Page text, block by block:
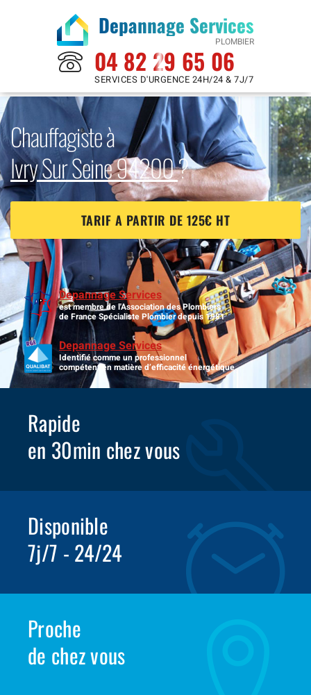
Depannage Services
PLOMBIER
04 82 29 65 06
SERVICES D'URGENCE 24H/24 & 7J/7
Chauffagiste à
Ivry Sur Seine 94200?
TARIF A PARTIR DE 125€ HT
Depannage Services
est membre de l'Association des Plombiers
de France Spécialiste Plombier depuis 1981
Depannage Services
Identifié comme un professionnel
compétent en matière d’efficacité énergétique.
Rapide
en 30min chez vous
Disponible
7j/7 - 24/24
Proche
de chez vous